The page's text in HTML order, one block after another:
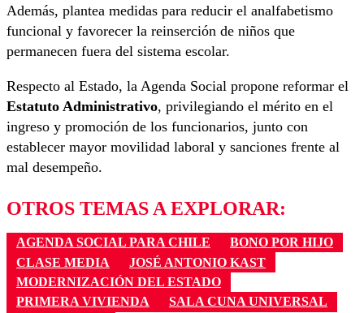
Además, plantea medidas para reducir el analfabetismo
funcional y favorecer la reinserción de niños que
permanecen fuera del sistema escolar.
Respecto al Estado, la Agenda Social propone reformar el
Estatuto Administrativo, privilegiando el mérito en el
ingreso y promoción de los funcionarios, junto con
establecer mayor movilidad laboral y sanciones frente al
mal desempeño.
OTROS TEMAS A EXPLORAR:
AGENDA SOCIAL PARA CHILE
BONO POR HIJO
CLASE MEDIA
JOSÉ ANTONIO KAST
MODERNIZACIÓN DEL ESTADO
PRIMERA VIVIENDA
SALA CUNA UNIVERSAL